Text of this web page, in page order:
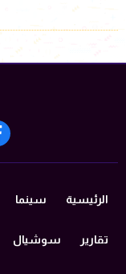
الرئيسية سينما
تقارير سوشيال